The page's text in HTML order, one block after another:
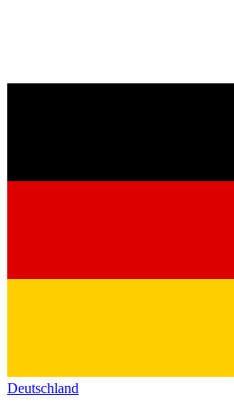
Deutschland